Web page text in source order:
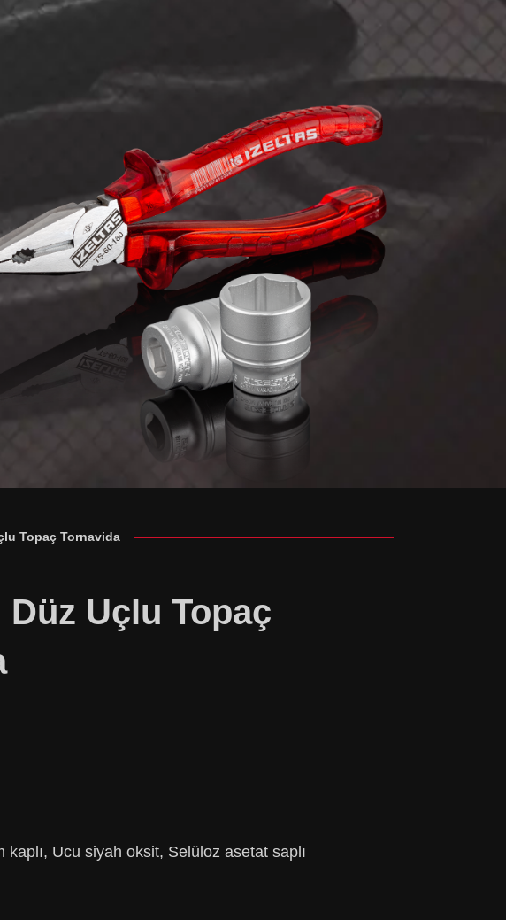
Topaç Tornavida
Uçlu Topaç
Ucu siyah oksit, Selüloz asetat saplı